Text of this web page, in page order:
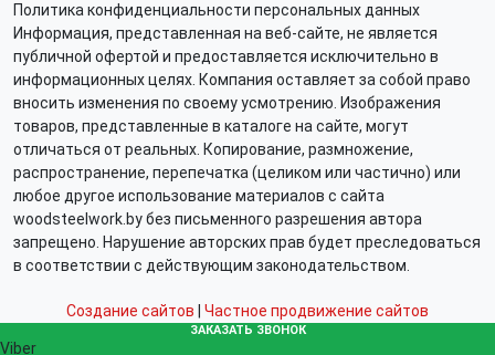
Политика конфиденциальности персональных данных
Информация, представленная на веб-сайте, не является
публичной офертой и предоставляется исключительно в
информационных целях. Компания оставляет за собой право
вносить изменения по своему усмотрению. Изображения
товаров, представленные в каталоге на сайте, могут
отличаться от реальных. Копирование, размножение,
распространение, перепечатка (целиком или частично) или
любое другое использование материалов с сайта
woodsteelwork.by без письменного разрешения автора
запрещено. Нарушение авторских прав будет преследоваться
в соответствии с действующим законодательством.
Создание сайтов Частное продвижение сайтов
ЗАКАЗАТЬ ЗВОНОК
Viber